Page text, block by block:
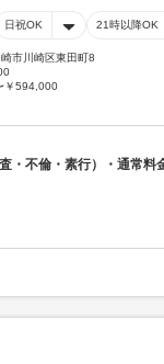
日祝OK 21時以降OK
市川崎区東田町8
￥594,000
・不倫・素行）・通常料